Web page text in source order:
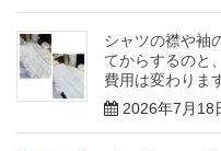
シャツの襟や袖
てからするのと
費用は変わりま
2026年7月18